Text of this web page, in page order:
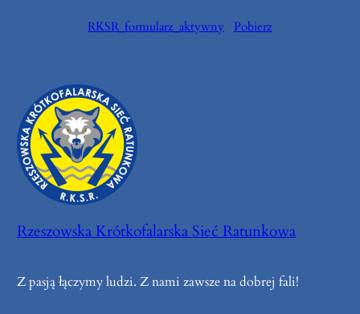
RKSR_formularz_aktywny Pobierz
Rzeszowska Krótkofalarska Sieć Ratunkowa
Z pasją łączymy ludzi. Z nami zawsze na dobrej fali!